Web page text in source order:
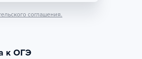
соглашения.
к ОГЭ